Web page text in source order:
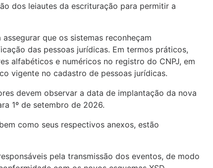
dos leiautes da escrituração para permitir a
que os sistemas reconheçam
das pessoas jurídicas. Em termos práticos,
alfabéticos e numéricos no registro do CNPJ, em
vigente no cadastro de pessoas jurídicas.
devem observar a data de implantação da nova
1º de setembro de 2026.
como seus respectivos anexos, estão
pela transmissão dos eventos, de modo